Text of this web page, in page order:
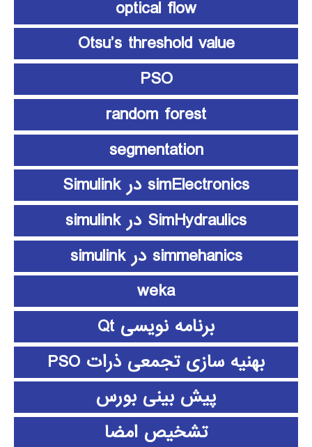
optical flow
Otsu’s threshold value
PSO
random forest
segmentation
simElectronics در Simulink
SimHydraulics در simulink
simmehanics در simulink
weka
برنامه نویسی Qt
بهنیه سازی تجمعی ذرات PSO
پیش بینی بورس
تشخیص امضا